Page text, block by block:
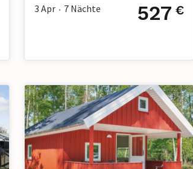
3 Apr • 7 Nächte 527 €